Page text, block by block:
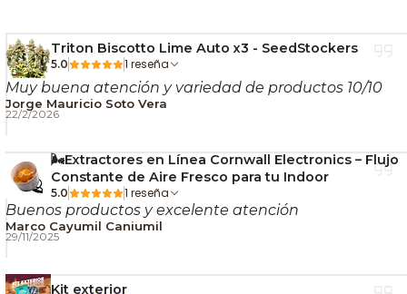
Triton Biscotto Lime Auto x3 - SeedStockers
5.0 1 reseña
Muy buena atención y variedad de productos 10/10
Jorge Mauricio Soto Vera
22/2/2026
🌬️Extractores en Línea Cornwall Electronics – Flujo
Constante de Aire Fresco para tu Indoor
5.0 1 reseña
Buenos productos y excelente atención
Marco Cayumil Caniumil
29/11/2025
Kit exterior